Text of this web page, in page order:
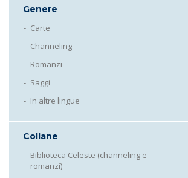
Genere
Carte
Channeling
Romanzi
Saggi
In altre lingue
Collane
Biblioteca Celeste (channeling e
romanzi)